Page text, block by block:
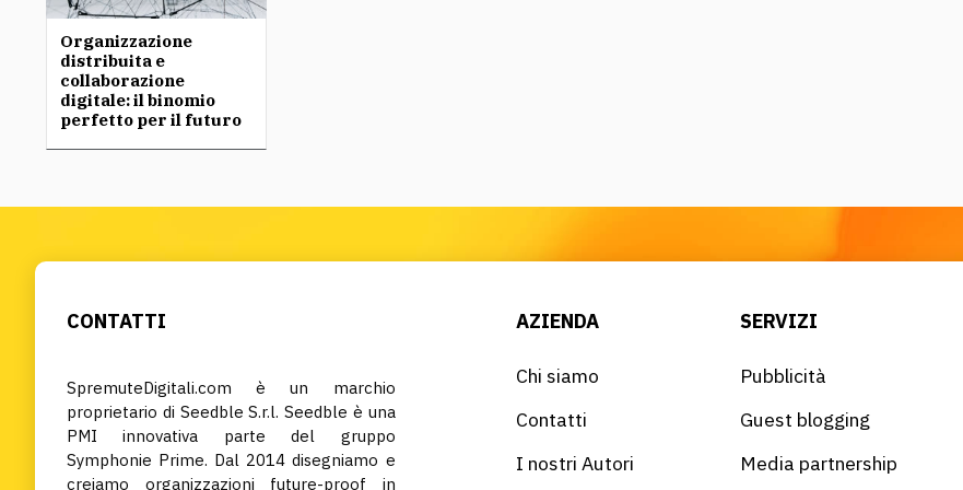
Organizzazione
distribuita e
collaborazione
digitale: il binomio
perfetto per il futuro
CONTATTI
SpremuteDigitali.com è un marchio
proprietario di Seedble S.r.l. Seedble è una
PMI innovativa parte del gruppo
Symphonie Prime. Dal 2014 disegniamo e
creiamo organizzazioni future-proof in
AZIENDA
Chi siamo
Contatti
I nostri Autori
SERVIZI
Pubblicità
Guest blogging
Media partnership